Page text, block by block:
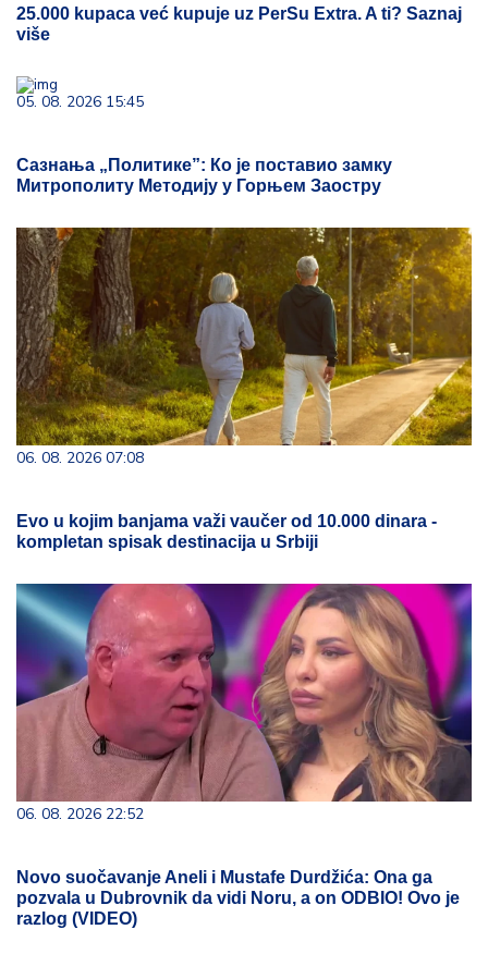
25.000 kupaca već kupuje uz PerSu Extra. A ti? Saznaj
više
05. 08. 2026 15:45
Сазнања „Политике”: Ко је поставио замку
Митрополиту Методију у Горњем Заостру
06. 08. 2026 07:08
Evo u kojim banjama važi vaučer od 10.000 dinara -
kompletan spisak destinacija u Srbiji
06. 08. 2026 22:52
Novo suočavanje Aneli i Mustafe Durdžića: Ona ga
pozvala u Dubrovnik da vidi Noru, a on ODBIO! Ovo je
razlog (VIDEO)